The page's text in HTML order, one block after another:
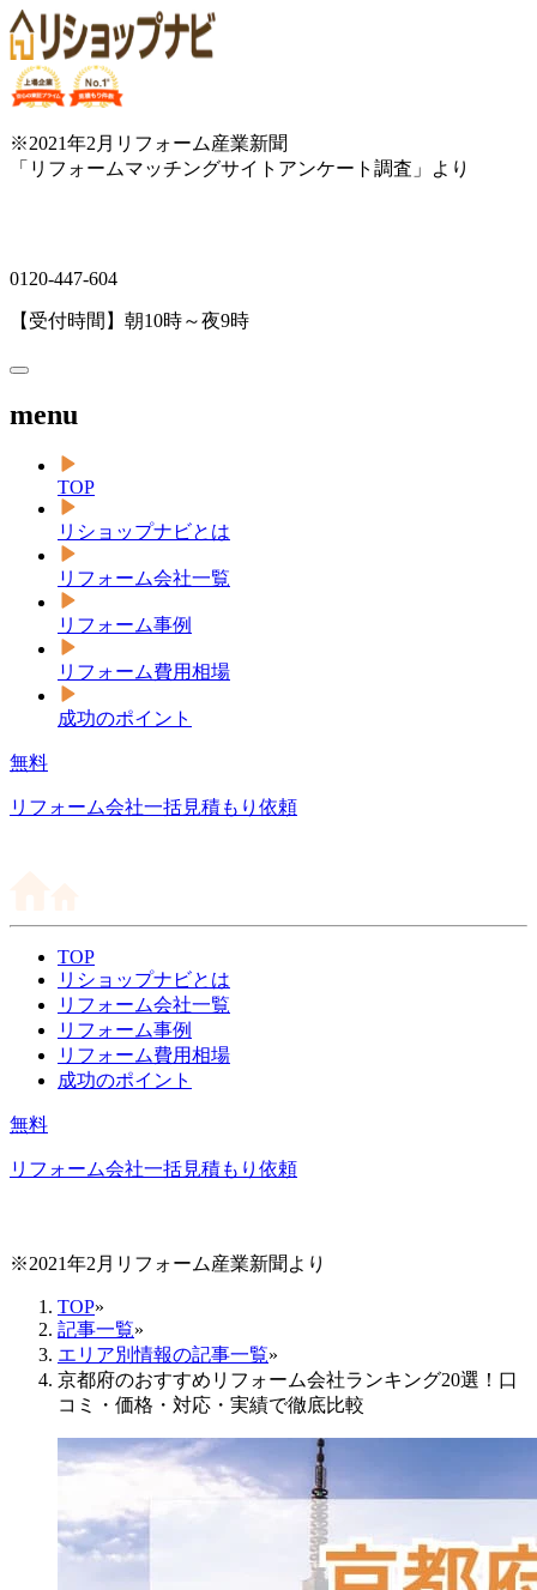
※2021年2月リフォーム産業新聞
「リフォームマッチングサイトアンケート調査」より
0120-447-604
【受付時間】朝10時～夜9時
menu
TOP
リショップナビとは
リフォーム会社一覧
リフォーム事例
リフォーム費用相場
成功のポイント
無料
リフォーム会社一括見積もり依頼
TOP
リショップナビとは
リフォーム会社一覧
リフォーム事例
リフォーム費用相場
成功のポイント
無料
リフォーム会社一括見積もり依頼
※2021年2月リフォーム産業新聞より
TOP»
記事一覧»
エリア別情報の記事一覧»
京都府のおすすめリフォーム会社ランキング20選！口
コミ・価格・対応・実績で徹底比較